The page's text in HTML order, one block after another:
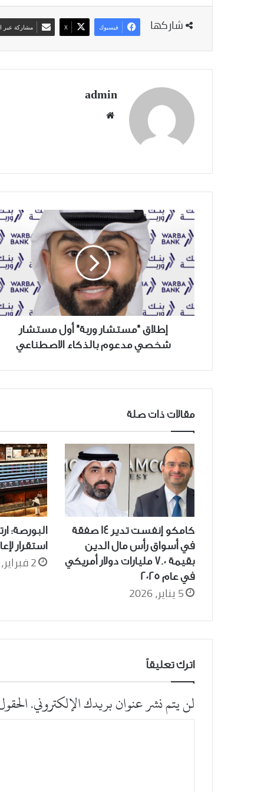
شاركها فيسبوك ‫X مشاركة عبر
admin
إطلاق
"مستشار
وربة"
أول
مستشار
شخصي
مدعوم
بالذكاء
الاصطناعيإطلاق "مستشار وربة" أول مستشار
شخصي مدعوم بالذكاء الاصطناعي
مقالات ذات صلة
كامكو إنفست تدير 14 صفقة
في أسواق رأس مال الدين
بقيمة 7.0 مليارات دولار أمريكي
في عام 2025
5 يناير، 2026
البورصة:
استقرار
2 فبراير، 2026
اترك تعليقاً
لن يتم نشر عنوان بريدك الإلكتروني.
ا